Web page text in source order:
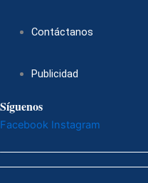
Contáctanos
Publicidad
Síguenos
Facebook Instagram